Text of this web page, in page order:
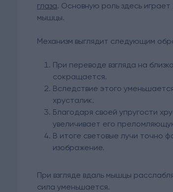
глаза. Основную роль здесь
мышцы.
Механизм выглядит следующим
При переводе взгляда на
сокращается.
Вследствие этого
хрусталик.
Благодаря своей упругости
увеличивает его
В итоге световые лучи точно
изображение.
При взгляде вдаль мышцы
сила уменьшается.